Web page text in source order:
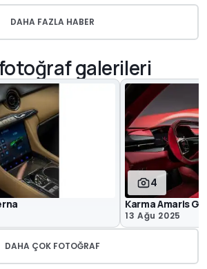
DAHA FAZLA HABER
galerileri
4
Karma Amaris
13 Ağu 2025
DAHA ÇOK FOTOĞRAF